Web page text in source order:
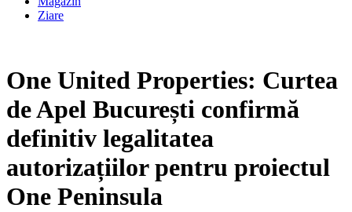
Ziare
One United Properties: Curtea
de Apel București confirmă
definitiv legalitatea
autorizațiilor pentru proiectul
One Peninsula